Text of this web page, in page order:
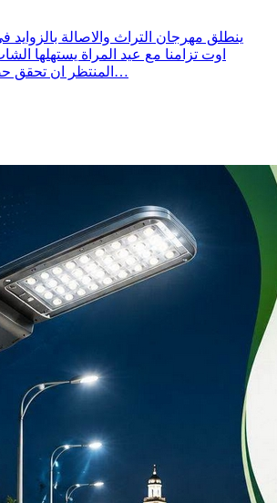
اوت تزامنا مع عيد المراة يستهلها
المنتظر ان تحقق حضورا متميزا ويتواصل…